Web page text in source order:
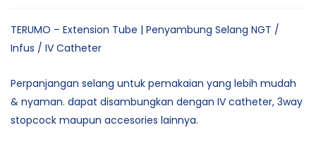
TERUMO – Extension Tube | Penyambung Selang NGT /
Infus / IV Catheter
Perpanjangan selang untuk pemakaian yang lebih mudah
& nyaman. dapat disambungkan dengan IV catheter, 3way
stopcock maupun accesories lainnya.